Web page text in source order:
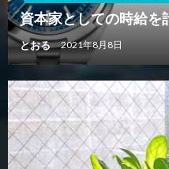
資本家としての時給を
とおる 2021年8月8日